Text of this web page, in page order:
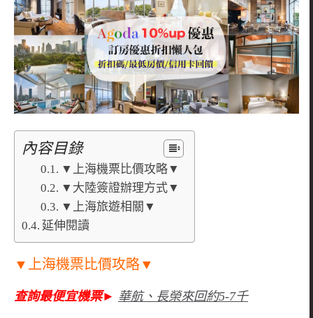
內容目錄
▼上海機票比價攻略▼
▼大陸簽證辦理方式▼
▼上海旅遊相關▼
延伸閱讀
▼上海機票比價攻略▼
查詢最便宜機票► 華航、長榮來回約5-7千